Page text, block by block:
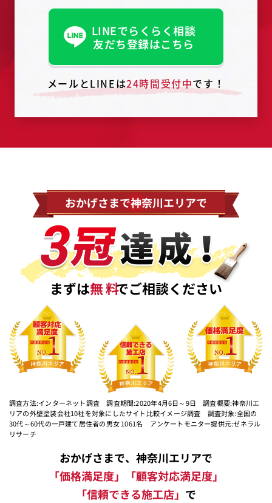
LINEでらくらく相談
友だち登録はこちら
メールとLINEは24時間受付中です！
おかげさまで神奈川エリアで
まずは無料でご相談ください
調査方法:インターネット調査 調査期間:2020年4月6日～9日 調査概要:神奈川エ
リアの外壁塗装会社10社を対象にしたサイト比較イメージ調査 調査対象:全国の
30代～60代の一戸建て居住者の男女 1061名 アンケートモニター提供元:ゼネラル
リサーチ
おかげさまで、神奈川エリアで
「価格満足度」「顧客対応満足度」
「信頼できる施工店」 で